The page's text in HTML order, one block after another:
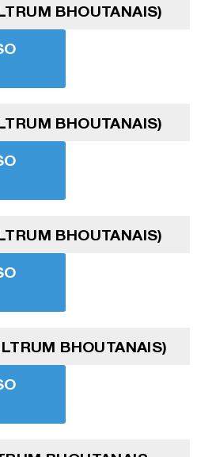
BHOUTANAIS)
BHOUTANAIS)
BHOUTANAIS)
BHOUTANAIS)